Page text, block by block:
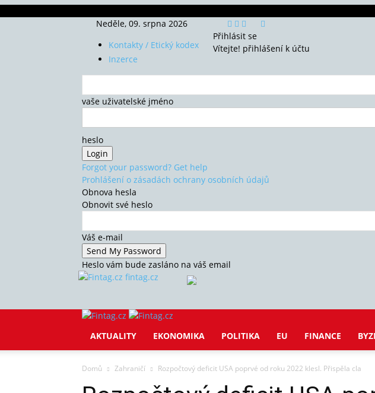
Neděle, 09. srpna 2026
Kontakty / Etický kodex
Inzerce
Přihlásit se
Vítejte! přihlášení k účtu
vaše uživatelské jméno
heslo
Forgot your password? Get help
Prohlášení o zásadách ochrany osobních údajů
Obnova hesla
Obnovit své heslo
Váš e-mail
Heslo vám bude zasláno na váš email
fintag.cz
AKTUALITY EKONOMIKA POLITIKA EU FINANCE
Domů Zahraničí Rozpočtový deficit USA poprvé od roku 2022 klesl. Přispěla cla